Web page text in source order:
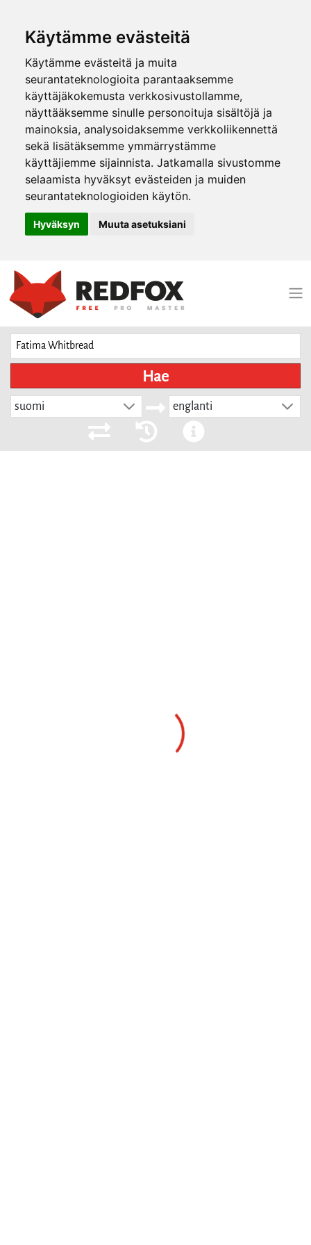
Käytämme evästeitä
Käytämme evästeitä ja muita
seurantateknologioita parantaaksemme
käyttäjäkokemusta verkkosivustollamme,
näyttääksemme sinulle personoituja sisältöjä ja
mainoksia, analysoidaksemme verkkoliikennettä
sekä lisätäksemme ymmärrystämme
käyttäjiemme sijainnista. Jatkamalla sivustomme
selaamista hyväksyt evästeiden ja muiden
seurantateknologioiden käytön.
Hyväksyn Muuta asetuksiani
Hae
suomi englanti